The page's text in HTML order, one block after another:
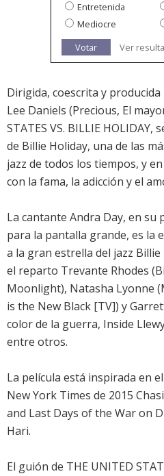
Entretenida
Mediocre
Votar
Ver
Dirigida, coescrita y
Lee Daniels (Precious, El
STATES VS. BILLIE
de Billie Holiday, una de las
jazz de todos los tiempos, y
con la fama, la adicción y el
La cantante Andra Day, en
para la pantalla grande, es la
a la gran estrella del jazz
el reparto Trevante Rhodes
Moonlight), Natasha Lyonne
is the New Black [TV]) y
color de la guerra, Inside
entre otros.
La película está inspirada en
New York Times de 2015
and Last Days of the War on
Hari.
El guión de THE UNITED